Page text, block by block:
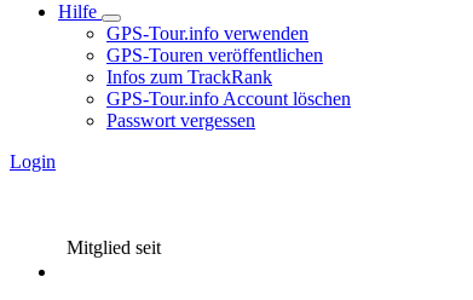
Hilfe
GPS-Tour.info verwenden
GPS-Touren veröffentlichen
Infos zum TrackRank
GPS-Tour.info Account löschen
Passwort vergessen
Login
Mitglied seit